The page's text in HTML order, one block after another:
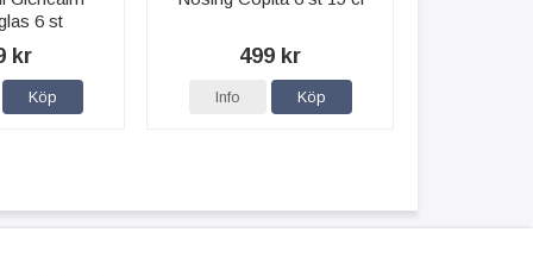
6 st
kr
Köp
499 kr
Info Köp